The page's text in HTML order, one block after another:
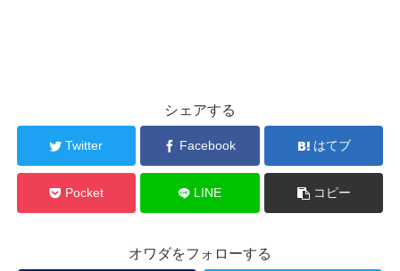
シェアする
Twitter Facebook はてブ
Pocket LINE コピー
オワダをフォローする